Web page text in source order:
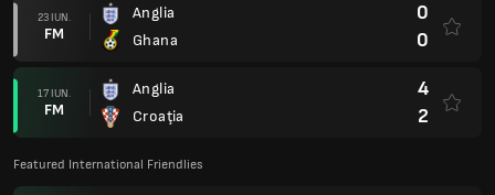
23 IUN.
FM
Anglia
Ghana
0
0
17 IUN.
FM
Anglia
Croaţia
4
2
Featured International Friendlies